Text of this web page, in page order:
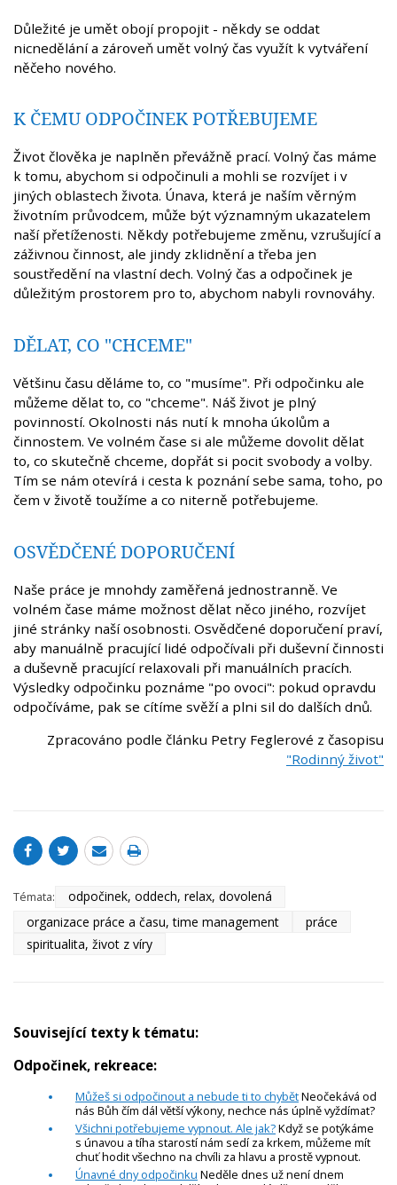
Důležité je umět obojí propojit - někdy se oddat
nicnedělání a zároveň umět volný čas využít k vytváření
něčeho nového.
K ČEMU ODPOČINEK POTŘEBUJEME
Život člověka je naplněn převážně prací. Volný čas máme
k tomu, abychom si odpočinuli a mohli se rozvíjet i v
jiných oblastech života. Únava, která je naším věrným
životním průvodcem, může být významným ukazatelem
naší přetíženosti. Někdy potřebujeme změnu, vzrušující a
záživnou činnost, ale jindy zklidnění a třeba jen
soustředění na vlastní dech. Volný čas a odpočinek je
důležitým prostorem pro to, abychom nabyli rovnováhy.
DĚLAT, CO "CHCEME"
Většinu času děláme to, co "musíme". Při odpočinku ale
můžeme dělat to, co "chceme". Náš život je plný
povinností. Okolnosti nás nutí k mnoha úkolům a
činnostem. Ve volném čase si ale můžeme dovolit dělat
to, co skutečně chceme, dopřát si pocit svobody a volby.
Tím se nám otevírá i cesta k poznání sebe sama, toho, po
čem v životě toužíme a co niterně potřebujeme.
OSVĚDČENÉ DOPORUČENÍ
Naše práce je mnohdy zaměřená jednostranně. Ve
volném čase máme možnost dělat něco jiného, rozvíjet
jiné stránky naší osobnosti. Osvědčené doporučení praví,
aby manuálně pracující lidé odpočívali při duševní činnosti
a duševně pracující relaxovali při manuálních pracích.
Výsledky odpočinku poznáme "po ovoci": pokud opravdu
odpočíváme, pak se cítíme svěží a plni sil do dalších dnů.
Zpracováno podle článku Petry Feglerové z časopisu
"Rodinný život"
Témata:
odpočinek, oddech, relax, dovolená
organizace práce a času, time management
práce
spiritualita, život z víry
Související texty k tématu:
Odpočinek, rekreace:
Můžeš si odpočinout a nebude ti to chybětNeočekává od
nás Bůh čím dál větší výkony, nechce nás úplně vyždímat?
Všichni potřebujeme vypnout. Ale jak?Když se potýkáme
s únavou a tíha starostí nám sedí za krkem, můžeme mít
chuť hodit všechno na chvíli za hlavu a prostě vypnout.
Únavné dny odpočinku Neděle dnes už není dnem